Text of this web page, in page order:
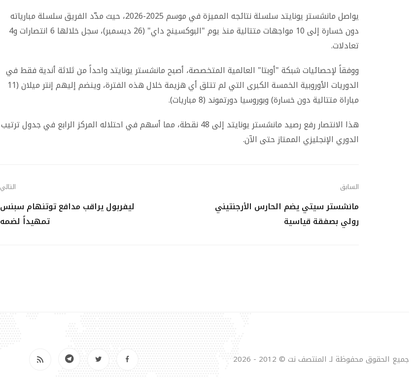
يواصل مانشستر يونايتد سلسلة نتائجه المميزة في موسم 2025-2026، حيث مدّد الفريق سلسلة مبارياته
دون خسارة إلى 10 مواجهات متتالية منذ يوم "البوكسينج داي" (26 ديسمبر)، سجل خلالها 6 انتصارات و4
تعادلات.
ووفقاً لإحصائيات شبكة "أوبتا" العالمية المتخصصة، أصبح مانشستر يونايتد واحداً من ثلاثة أندية فقط في
الدوريات الأوروبية الخمسة الكبرى التي لم تتلق أي هزيمة خلال هذه الفترة، وينضم إليهم إنتر ميلان (11
مباراة متتالية دون خسارة) وبوروسيا دورتموند (8 مباريات).
هذا الانتصار رفع رصيد مانشستر يونايتد إلى 48 نقطة، مما أسهم في احتلاله المركز الرابع في جدول ترتيب
الدوري الإنجليزي الممتاز حتى الآن.
السابق
مانشستر سيتي يضم الحارس الأرجنتيني
رولي بصفقة قياسية
التالي
ليفربول يراقب مدافع توتنهام سبنس
تمهيداً لضمه
جميع الحقوق محفوظة لـ المنتصف نت © 2012 - 2026